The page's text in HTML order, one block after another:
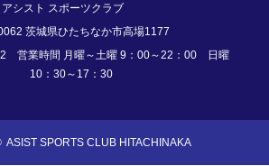
アシスト スポーツクラブ
茨城県ひたちなか市高場1177
営業時間 月曜～土曜 9：00～22：00 日曜
10：30～17：30
ASIST SPORTS CLUB HITACHINAKA